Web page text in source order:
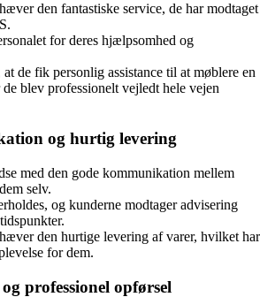
den fantastiske service, de har modtaget
for deres hjælpsomhed og
de fik personlig assistance til at møblere en
blev professionelt vejledt hele vejen
og hurtig levering
med den gode kommunikation mellem
selv.
og kunderne modtager advisering
den hurtige levering af varer, hvilket har
for dem.
professionel opførsel